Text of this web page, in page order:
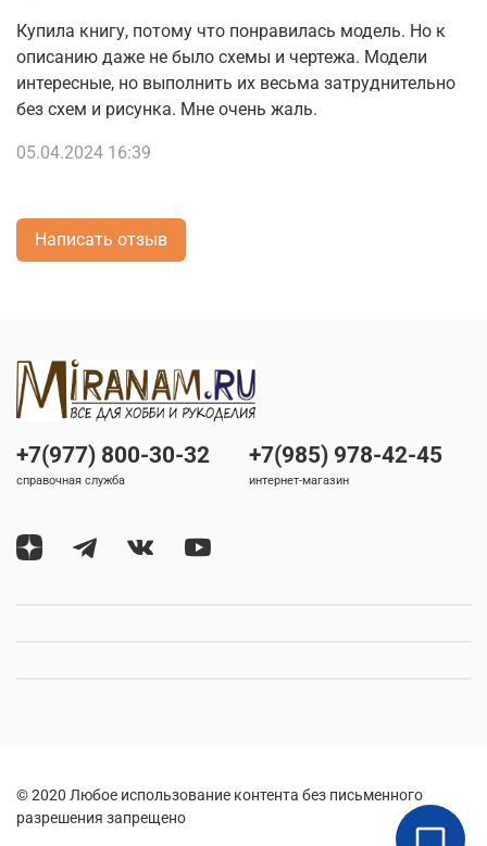
Купила книгу, потому что понравилась модель. Но к
описанию даже не было схемы и чертежа. Модели
интересные, но выполнить их весьма затруднительно
без схем и рисунка. Мне очень жаль.
05.04.2024 16:39
Написать отзыв
+7(977) 800-30-32
справочная служба
+7(985) 978-42-45
интернет-магазин
© 2020 Любое использование контента без письменного
разрешения запрещено